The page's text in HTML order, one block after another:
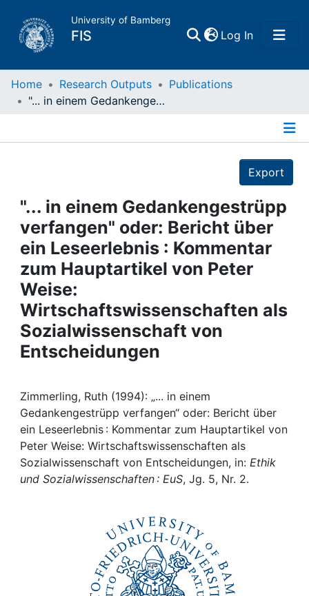
University of Bamberg
FIS Log In(current)
Home
Projects
People
Institutions
Awards
My FIS
Home Research Outputs
Publications
"... in einem Gedankengestrüpp verfangen" oder: Bericht über ein Leseerlebnis : Kommentar zum Hauptartikel von Peter Weise: Wirtschaftswissenschaften als Sozialwissenschaft von Entscheidungen
Export
"... in einem Gedankengestrüpp
verfangen" oder: Bericht über
ein Leseerlebnis : Kommentar
zum Hauptartikel von Peter
Weise:
Wirtschaftswissenschaften als
Sozialwissenschaft von
Entscheidungen
Zimmerling, Ruth (1994): „... in einem
Gedankengestrüpp verfangen“ oder: Bericht über
ein Leseerlebnis : Kommentar zum Hauptartikel von
Peter Weise: Wirtschaftswissenschaften als
Sozialwissenschaft von Entscheidungen, in: Ethik
und Sozialwissenschaften : EuS, Jg. 5, Nr. 2.